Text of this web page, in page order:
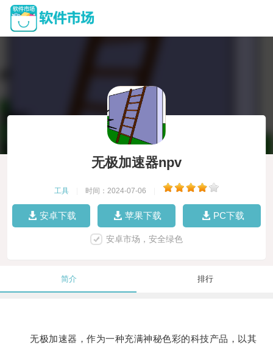
无极加速器npv
工具 时间：2024-07-06
安卓下载 苹果下载 PC下载
安卓市场，安全绿色
简介 排行
无极加速器，作为一种充满神秘色彩的科技产品，以其